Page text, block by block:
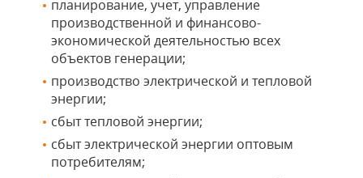
планирование, учет, управление
производственной и финансово-
экономической деятельностью всех
объектов генерации;
производство электрической и тепловой
энергии;
сбыт тепловой энергии;
сбыт электрической энергии оптовым
потребителям;